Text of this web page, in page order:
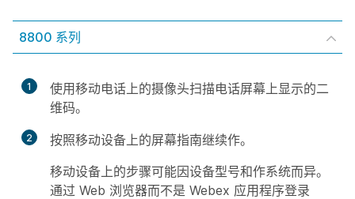
8800 系列
1
使用移动电话上的摄像头扫描电话屏幕上显示的二
维码。
2
按照移动设备上的屏幕指南继续作。
移动设备上的步骤可能因设备型号和作系统而异。
通过 Web 浏览器而不是 Webex 应用程序登录